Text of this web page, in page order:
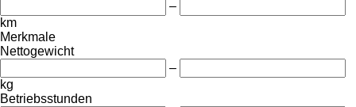
–
km
Merkmale
Nettogewicht
–
kg
Betriebsstunden